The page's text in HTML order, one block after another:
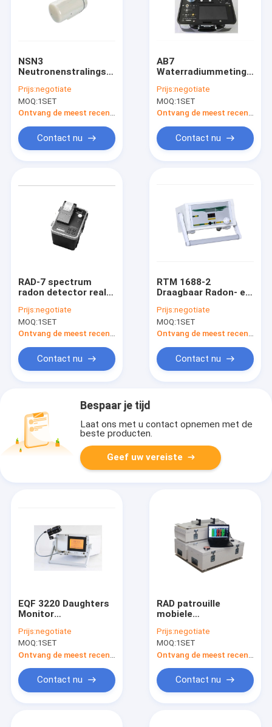
NSN3
Neutronenstralingsdetector
0.025eV~15MeV USB
Prijs:negotiate
MOQ:1SET
Contact nu
AB7
stralingsmeter
Prijs:negotiate
MOQ:1SET
Contact nu
RAD-7 spectrum
radon detector real-
monitor
Prijs:negotiate
MOQ:1SET
Ontvang de meest recente Prijs
Contact nu
RTM 1688-2
Draagbaar Radon- en
Prijs:negotiate
MOQ:1SET
Ontvang de meest recente Prijs
Contact nu
Bespaar je tijd
Laat ons met u contact opnemen met de
beste producten.
Geef uw vereiste
EQF 3220 Daughters
Monitor
Specifiek Rn/Tn Gas
Prijs:negotiate
MOQ:1SET
Contact nu
RAD patrouille
mobiele
detectie systeem 4 x
200 mm2
Prijs:negotiate
MOQ:1SET
Contact nu